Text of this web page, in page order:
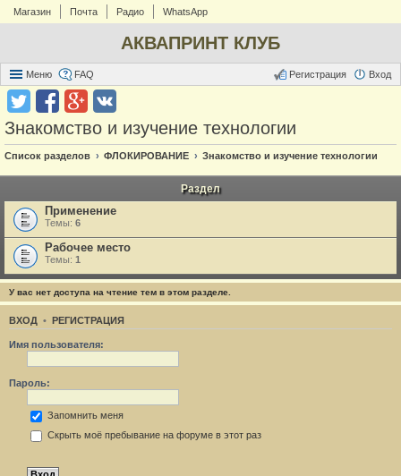
Магазин Почта Радио WhatsApp
АКВАПРИНТ КЛУБ
Меню FAQ Вход
Регистрация
Знакомство и изучение технологии
Список разделов ФЛОКИРОВАНИЕ Знакомство и изучение технологии
Раздел
Применение
Темы: 6
Рабочее место
Темы: 1
У вас нет доступа на чтение тем в этом разделе.
ВХОД • РЕГИСТРАЦИЯ
Имя пользователя:
Пароль:
Запомнить меня
Скрыть моё пребывание на форуме в этот раз